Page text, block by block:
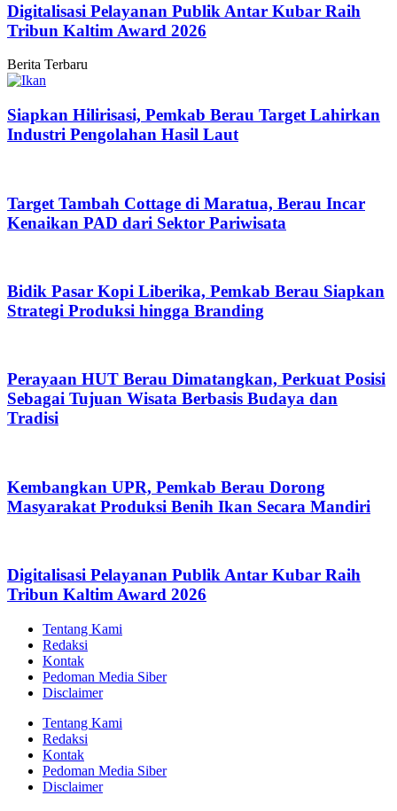
Digitalisasi Pelayanan Publik Antar Kubar Raih
Tribun Kaltim Award 2026
Berita Terbaru
Siapkan Hilirisasi, Pemkab Berau Target Lahirkan
Industri Pengolahan Hasil Laut
Target Tambah Cottage di Maratua, Berau Incar
Kenaikan PAD dari Sektor Pariwisata
Bidik Pasar Kopi Liberika, Pemkab Berau Siapkan
Strategi Produksi hingga Branding
Perayaan HUT Berau Dimatangkan, Perkuat Posisi
Sebagai Tujuan Wisata Berbasis Budaya dan
Tradisi
Kembangkan UPR, Pemkab Berau Dorong
Masyarakat Produksi Benih Ikan Secara Mandiri
Digitalisasi Pelayanan Publik Antar Kubar Raih
Tribun Kaltim Award 2026
Tentang Kami
Redaksi
Kontak
Pedoman Media Siber
Disclaimer
Tentang Kami
Redaksi
Kontak
Pedoman Media Siber
Disclaimer